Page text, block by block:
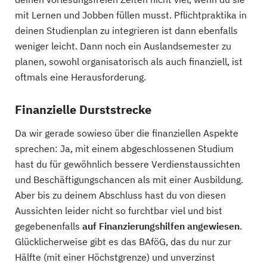
mit Lernen und Jobben füllen musst. Pflichtpraktika in
deinen Studienplan zu integrieren ist dann ebenfalls
weniger leicht. Dann noch ein Auslandsemester zu
planen, sowohl organisatorisch als auch finanziell, ist
oftmals eine Herausforderung.
Finanzielle Durststrecke
Da wir gerade sowieso über die finanziellen Aspekte
sprechen: Ja, mit einem abgeschlossenen Studium
hast du für gewöhnlich bessere Verdienstaussichten
und Beschäftigungschancen als mit einer Ausbildung.
Aber bis zu deinem Abschluss hast du von diesen
Aussichten leider nicht so furchtbar viel und bist
gegebenenfalls auf Finanzierungshilfen angewiesen.
Glücklicherweise gibt es das BAföG, das du nur zur
Hälfte (mit einer Höchstgrenze) und unverzinst